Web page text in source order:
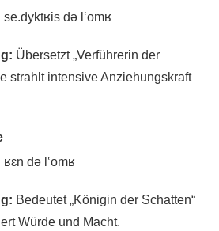
se.dyktʁis də l‛omʁ
Übersetzt „Verführerin der
strahlt intensive Anziehungskraft
ʁɛn də l‛omʁ
Bedeutet „Königin der Schatten“
Würde und Macht.